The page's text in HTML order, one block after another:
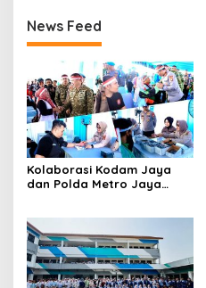
News Feed
Kolaborasi Kodam Jaya
dan Polda Metro Jaya